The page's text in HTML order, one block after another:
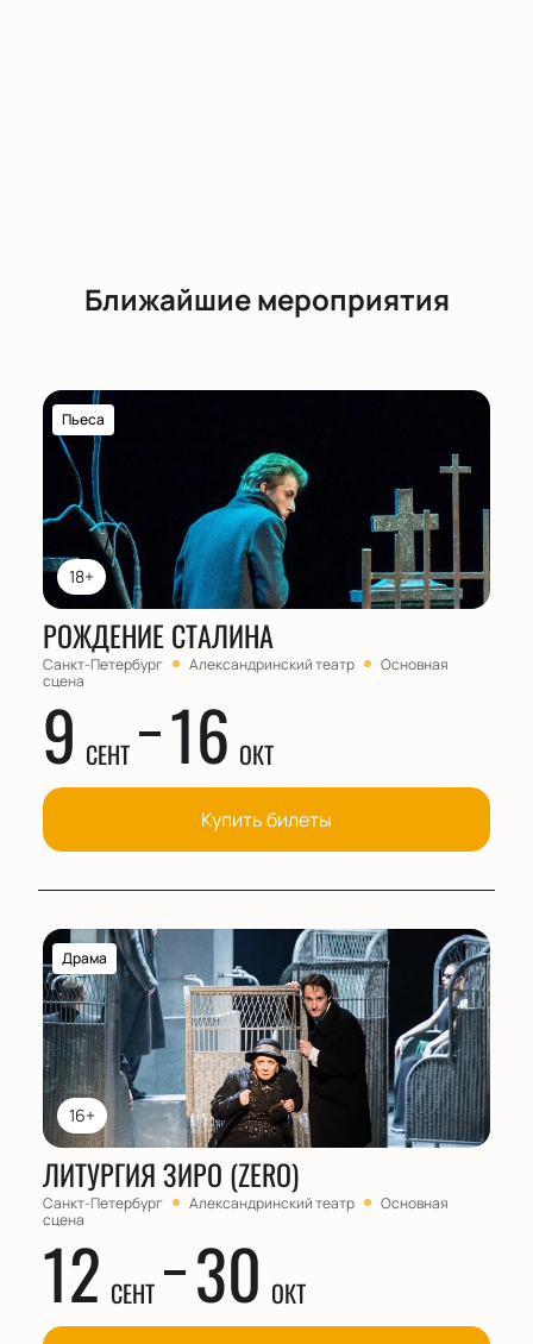
Ближайшие мероприятия
18+
Пьеса
РОЖДЕНИЕ СТАЛИНА
Санкт-Петербург Александринский театр
Основная
сцена
9 СЕНТ 16 ОКТ
Купить билеты
16+
Драма
ЛИТУРГИЯ ЗИРО (ZERO)
Санкт-Петербург Александринский театр
Основная
сцена
12 СЕНТ 30 ОКТ